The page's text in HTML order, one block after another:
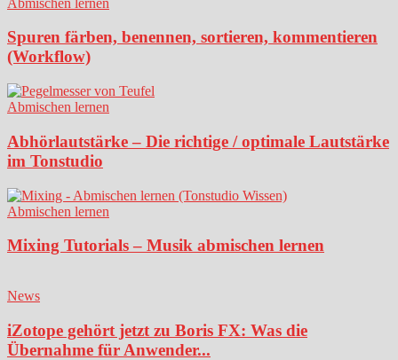
Spuren färben, benennen, sortieren, kommentieren
(Workflow)
Abmischen lernen
Abhörlautstärke – Die richtige / optimale Lautstärke
im Tonstudio
Abmischen lernen
Mixing Tutorials – Musik abmischen lernen
News
iZotope gehört jetzt zu Boris FX: Was die
Übernahme für Anwender...